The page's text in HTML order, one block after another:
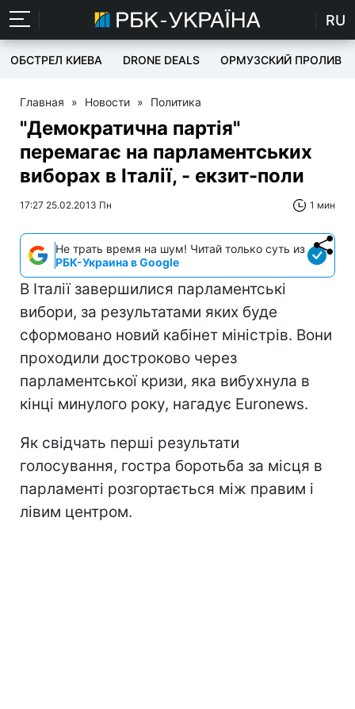
RU
ОБСТРЕЛ КИЕВА DRONE DEALS ОРМУЗСКИЙ ПРОЛИВ
Главная » Новости » Политика
"Демократична партія"
перемагає на парламентських
виборах в Італії, - екзит-поли
17:27 25.02.2013 Пн 1 мин
Не трать время на шум! Читай только суть из
РБК-Украина в Google
В Італії завершилися парламентські
вибори, за результатами яких буде
сформовано новий кабінет міністрів. Вони
проходили достроково через
парламентської кризи, яка вибухнула в
кінці минулого року, нагадує Euronews.
Як свідчать перші результати
голосування, гостра боротьба за місця в
парламенті розгортається між правим і
лівим центром.